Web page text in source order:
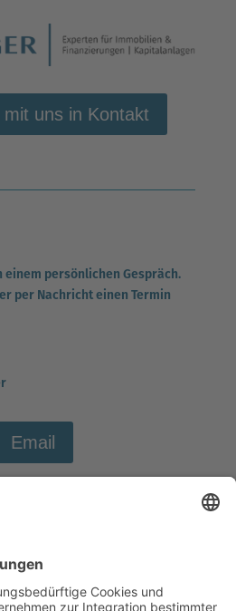
uns in Kontakt
einem persönlichen Gespräch.
per Nachricht einen Termin
Email